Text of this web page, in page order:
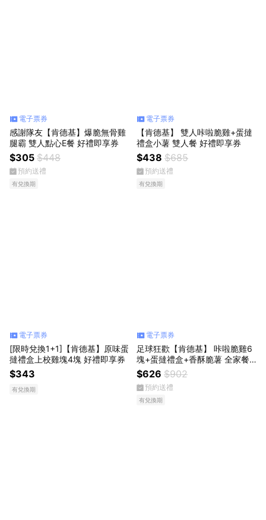
電子票券
感謝隊友【肯德基】爆脆無骨雞
腿霸 雙人點心E餐 好禮即享券
$305 $448
預約送禮
有兌換期
電子票券
【肯德基】 雙人咔啦脆雞+蛋撻
禮盒小薯 雙人餐 好禮即享券
$438 $685
預約送禮
有兌換期
電子票券
[限時兌換1+1]【肯德基】原味蛋
撻禮盒上校雞塊4塊 好禮即享券
$343
有兌換期
電子票券
足球狂歡【肯德基】 咔啦脆雞6
塊+蛋撻禮盒+香酥脆薯 全家餐
好禮即享券
$626 $902
預約送禮
有兌換期